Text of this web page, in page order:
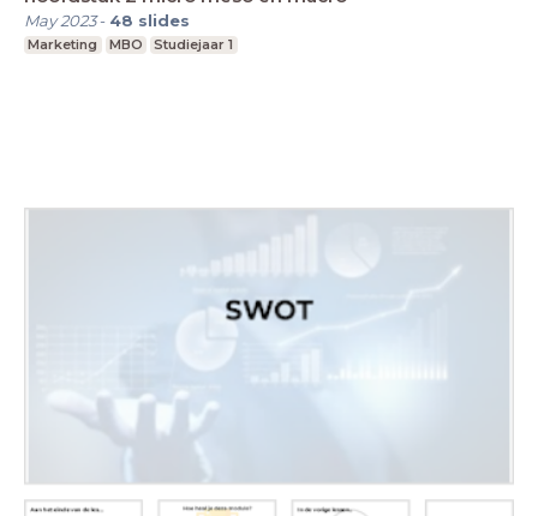
May 2023- 48 slides
Marketing MBO Studiejaar 1